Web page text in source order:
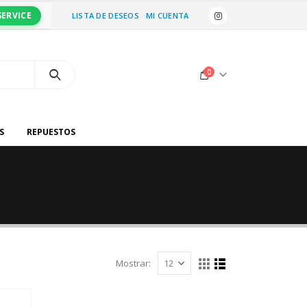
LISTA DE DESEOS MI CUENTA
0
REPUESTOS
Mostrar: